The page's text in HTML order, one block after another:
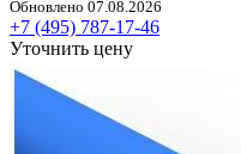
Обновлено 07.08.2026
+7 (495) 787-17-46
Уточнить цену